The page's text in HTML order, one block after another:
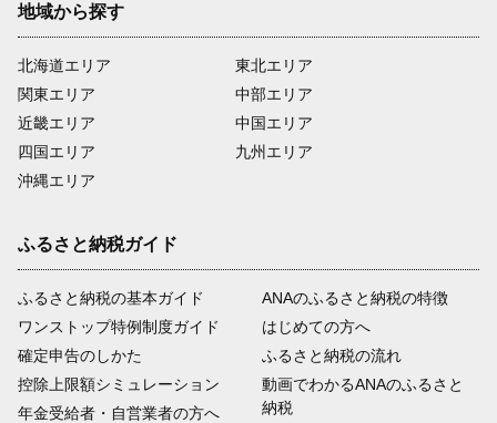
地域から探す
北海道エリア
関東エリア
近畿エリア
四国エリア
沖縄エリア
東北エリア
中部エリア
中国エリア
九州エリア
ふるさと納税ガイド
ふるさと納税の基本ガイド
ワンストップ特例制度ガイド
確定申告のしかた
控除上限額シミュレーション
年金受給者・自営業者の方へ
ANAのふるさと納税の特徴
はじめての方へ
ふるさと納税の流れ
動画でわかるANAのふるさと
納税